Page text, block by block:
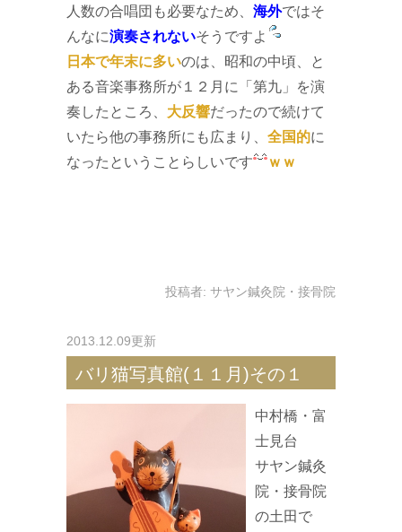
人数の合唱団も必要なため、 海外ではそ
んなに演奏されないそうですよ
日本で年末に多いのは、昭和の中頃、と
ある音楽事務所が１２月に「第九」を演
奏したところ、 大反響だったので続けて
いたら他の事務所にも広まり、 全国的に
なったということらしいです
ｗｗ
投稿者: サヤン鍼灸院・接骨院
2013.12.09更新
バリ猫写真館(１１月)その１
中村橋・富
士見台
サヤン鍼灸
院・接骨院
の土田で